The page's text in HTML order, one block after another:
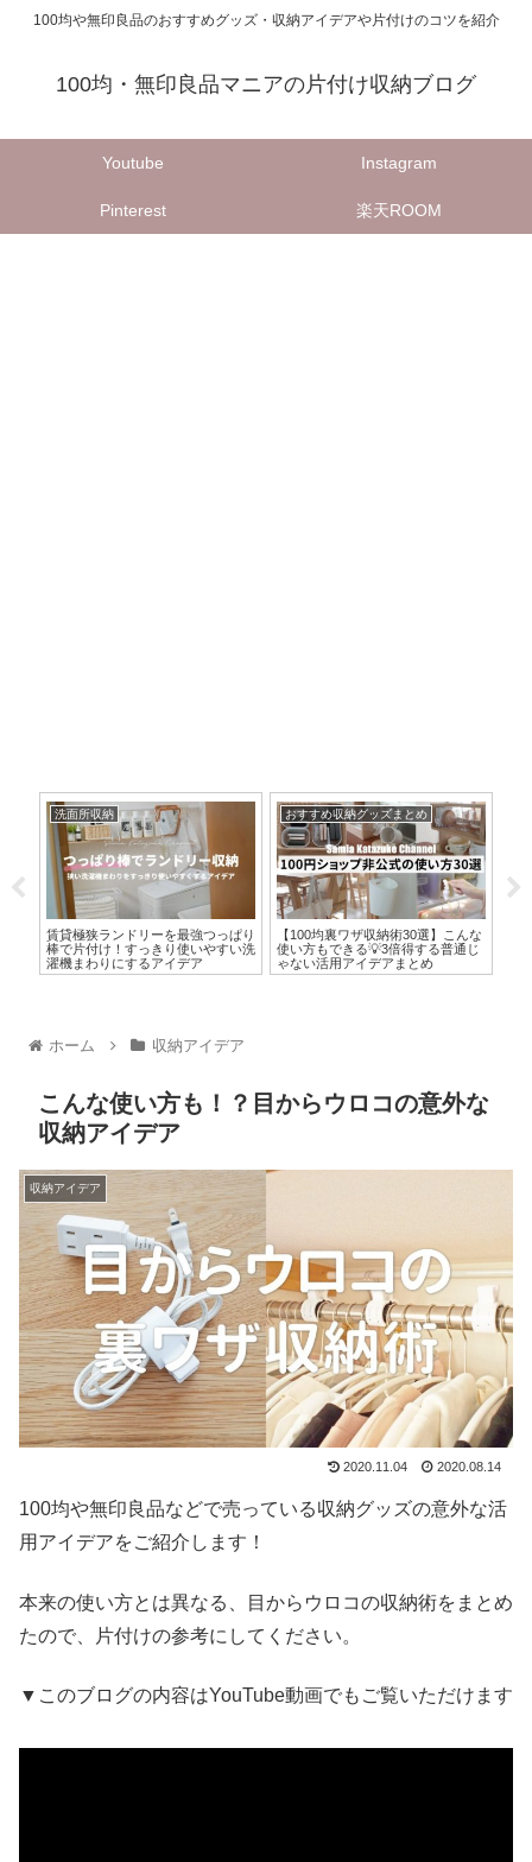
100均や無印良品のおすすめグッズ・収納アイデアや片付けのコツを紹介
100均・無印良品マニアの片付け収納ブログ
Youtube Instagram
Pinterest 楽天ROOM
洗面所収納
賃貸極狭ランドリーを最強つっぱり
棒で片付け！すっきり使いやすい洗
濯機まわりにするアイデア
おすすめ収納グッズまとめ
【100均裏ワザ収納術30選】こんな
使い方もできる💡3倍得する普通じ
ゃない活用アイデアまとめ
ホーム 収納アイデア
こんな使い方も！？目からウロコの意外な
収納アイデア
収納アイデア
2020.11.04 2020.08.14
100均や無印良品などで売っている収納グッズの意外な活
用アイデアをご紹介します！
本来の使い方とは異なる、目からウロコの収納術をまとめ
たので、片付けの参考にしてください。
▼このブログの内容はYouTube動画でもご覧いただけます